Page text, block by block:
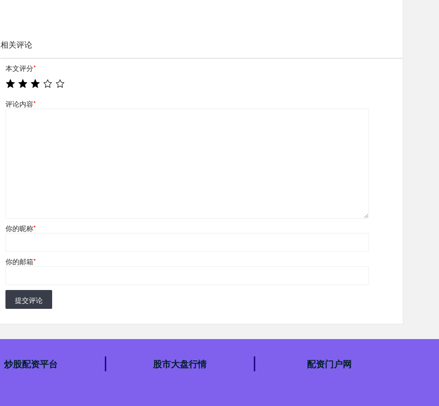
相关评论
本文评分*
评论内容*
你的昵称*
你的邮箱*
提交评论
炒股配资平台 股市大盘行情 配资门户网